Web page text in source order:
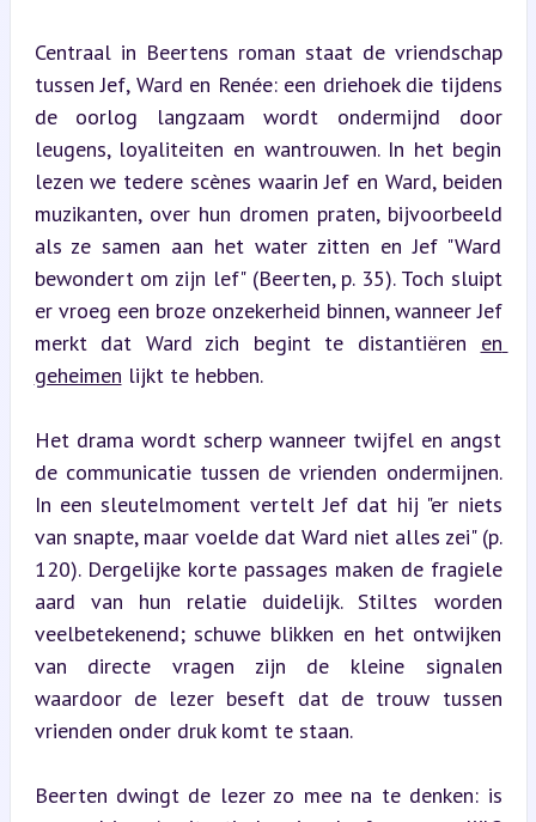
Centraal in Beertens roman staat de vriendschap
tussen Jef, Ward en Renée: een driehoek die tijdens
de oorlog langzaam wordt ondermijnd door
leugens, loyaliteiten en wantrouwen. In het begin
lezen we tedere scènes waarin Jef en Ward, beiden
muzikanten, over hun dromen praten, bijvoorbeeld
als ze samen aan het water zitten en Jef "Ward
bewondert om zijn lef" (Beerten, p. 35). Toch sluipt
er vroeg een broze onzekerheid binnen, wanneer Jef
merkt dat Ward zich begint te distantiëren en
geheimen lijkt te hebben.
Het drama wordt scherp wanneer twijfel en angst
de communicatie tussen de vrienden ondermijnen.
In een sleutelmoment vertelt Jef dat hij "er niets
van snapte, maar voelde dat Ward niet alles zei" (p.
120). Dergelijke korte passages maken de fragiele
aard van hun relatie duidelijk. Stiltes worden
veelbetekenend; schuwe blikken en het ontwijken
van directe vragen zijn de kleine signalen
waardoor de lezer beseft dat de trouw tussen
vrienden onder druk komt te staan.
Beerten dwingt de lezer zo mee na te denken: is